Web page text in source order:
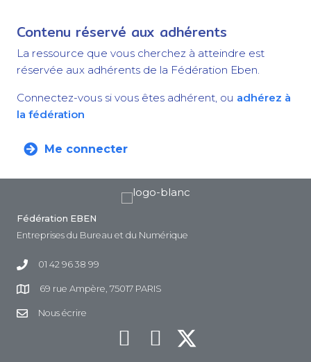
Contenu réservé aux adhérents
La ressource que vous cherchez à atteindre est
réservée aux adhérents de la Fédération Eben.
Connectez-vous si vous êtes adhérent, ou adhérez à
la fédération
Me connecter
Fédération EBEN
Entreprises du Bureau et du Numérique
01 42 96 38 99
69 rue Ampère, 75017 PARIS
Nous écrire